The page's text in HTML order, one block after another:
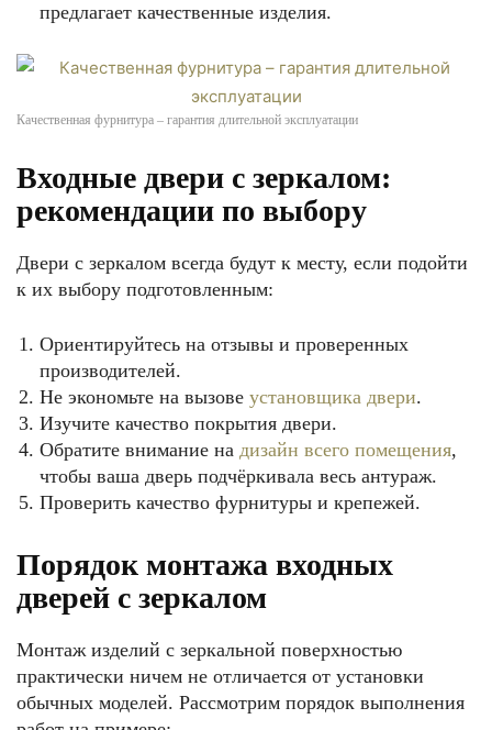
предлагает качественные изделия.
Качественная фурнитура – гарантия длительной эксплуатации
Входные двери с зеркалом:
рекомендации по выбору
Двери с зеркалом всегда будут к месту, если подойти
к их выбору подготовленным:
Ориентируйтесь на отзывы и проверенных
производителей.
Не экономьте на вызове установщика двери.
Изучите качество покрытия двери.
Обратите внимание на дизайн всего помещения,
чтобы ваша дверь подчёркивала весь антураж.
Проверить качество фурнитуры и крепежей.
Порядок монтажа входных
дверей с зеркалом
Монтаж изделий с зеркальной поверхностью
практически ничем не отличается от установки
обычных моделей. Рассмотрим порядок выполнения